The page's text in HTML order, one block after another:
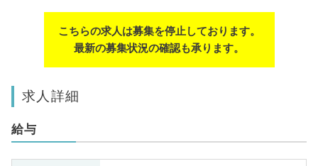
こちらの求人は募集を停止しております。
最新の募集状況の確認も承ります。
求人詳細
給与